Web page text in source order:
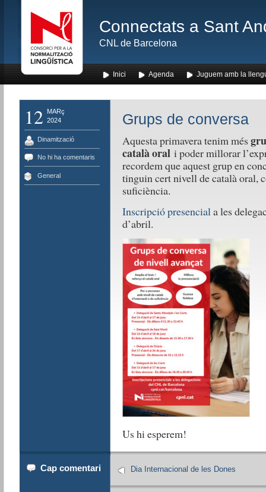
Connectats a Sant
CNL de Barcelona
Inici Agenda Juguem amb la
12
MARç
2024
Dinamització
No hi ha comentaris
General
Grups de conversa
Aquesta primavera tenim més
català orali poder millorar
recordem que aquest grup en
tinguin cert nivell de català oral,
suficiència.
Inscripció presenciala les
d’abril.
Us hi esperem!
Cap comentari Dia Internacional de les Dones